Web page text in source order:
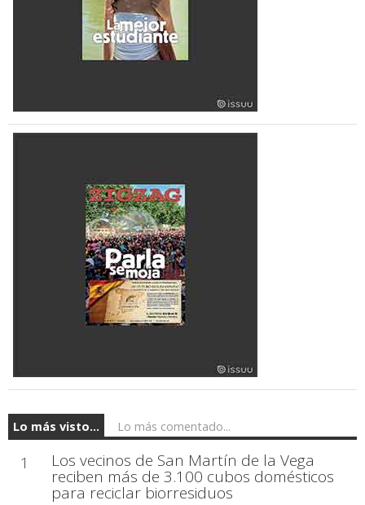
Lo más visto... Lo más comentado...
1 Los vecinos de San Martín de la Vega
reciben más de 3.100 cubos domésticos
para reciclar biorresiduos